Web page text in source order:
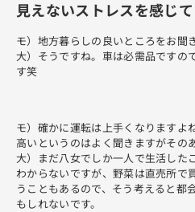
見えないストレスを感じ
モ）地方暮らしの良いところをお聞
大）そうですね。車は必需品ですの
す笑
モ）確かに運転は上手くなりますよ
高いというのはよく聞きますがその
大）まだ八女でしか一人で生活した
わからないですが、野菜は直売所で
うこともあるので、そう考えると都
もしれないです。